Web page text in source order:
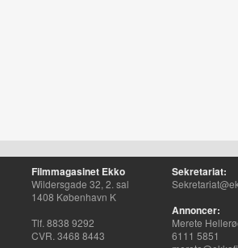
Filmmagasinet Ekko
Wildersgade 32, 2. sal
1408 København K
Tlf. 8838 9292
CVR. 3468 8443
Sekretariat:
Annoncer:
Merete
6111 5851